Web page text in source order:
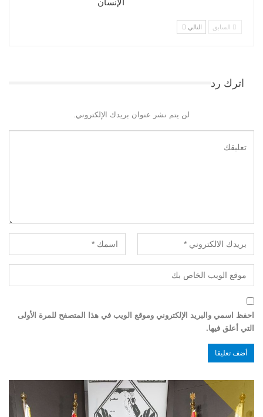
السابق التالي
اترك رد
لن يتم نشر عنوان بريدك الإلكتروني.
احفظ اسمي والبريد الإلكتروني وموقع الويب في هذا المتصفح للمرة الأولى
التي أعلق فيها.